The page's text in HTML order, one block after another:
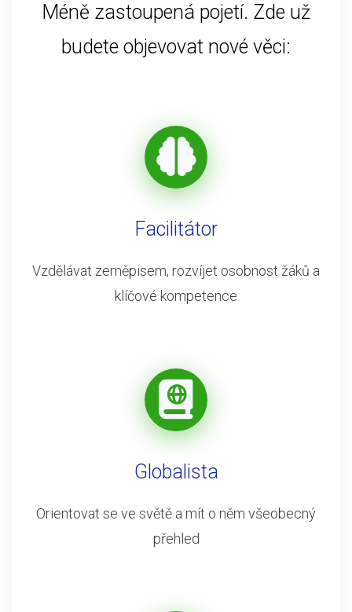
Méně zastoupená pojetí. Zde už
budete objevovat nové věci:
Facilitátor
Vzdělávat zeměpisem, rozvíjet osobnost žáků a
klíčové kompetence
Globalista
Orientovat se ve světě a mít o něm všeobecný
přehled